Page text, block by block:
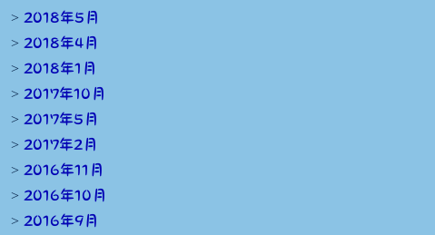
2018年5月
2018年4月
2018年1月
2017年10月
2017年5月
2017年2月
2016年11月
2016年10月
2016年9月